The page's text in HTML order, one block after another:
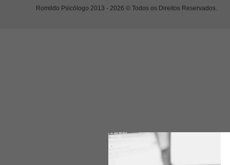
Romildo Psicólogo 2013 - 2026 © Todos os Direitos Reservados.